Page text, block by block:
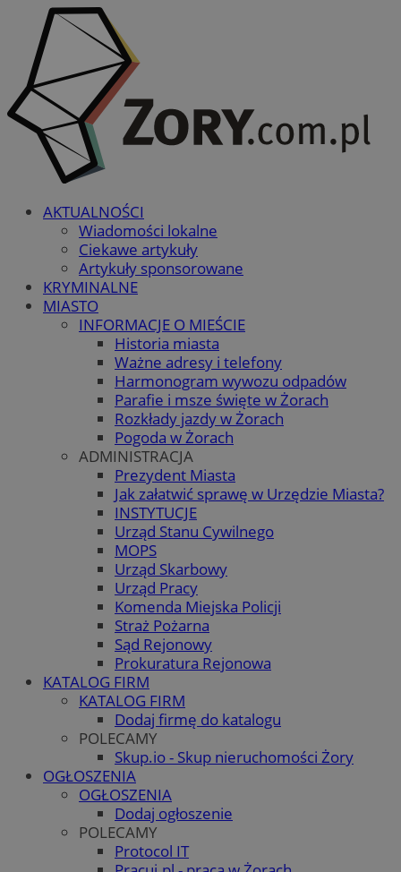
AKTUALNOŚCI
Wiadomości lokalne
Ciekawe artykuły
Artykuły sponsorowane
KRYMINALNE
MIASTO
INFORMACJE O MIEŚCIE
Historia miasta
Ważne adresy i telefony
Harmonogram wywozu odpadów
Parafie i msze święte w Żorach
Rozkłady jazdy w Żorach
Pogoda w Żorach
ADMINISTRACJA
Prezydent Miasta
Jak załatwić sprawę w Urzędzie Miasta?
INSTYTUCJE
Urząd Stanu Cywilnego
MOPS
Urząd Skarbowy
Urząd Pracy
Komenda Miejska Policji
Straż Pożarna
Sąd Rejonowy
Prokuratura Rejonowa
KATALOG FIRM
KATALOG FIRM
Dodaj firmę do katalogu
POLECAMY
Skup.io - Skup nieruchomości Żory
OGŁOSZENIA
OGŁOSZENIA
Dodaj ogłoszenie
POLECAMY
Protocol IT